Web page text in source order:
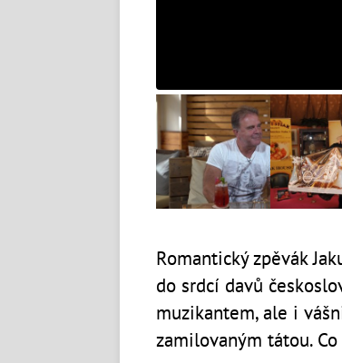
Romantický zpěvák
do srdcí davů
muzikantem, ale i
zamilovaným tátou.